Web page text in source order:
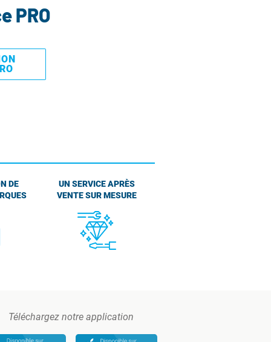
PRO
DE
UN SERVICE APRÈS
VENTE SUR MESURE
Téléchargez notre application